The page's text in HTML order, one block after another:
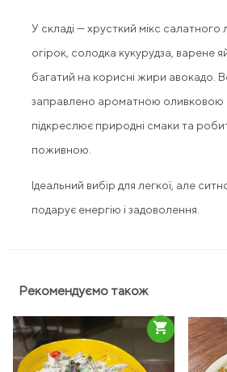
У складі — хрусткий мікс салатного
огірок, солодка кукурудза, варене
багатий на корисні жири авокадо.
заправлено ароматною оливковою
підкреслює природні смаки та
поживною.
Ідеальний вибір для легкої, але
подарує енергію і задоволення.
Рекомендуємо також
shopping_cart